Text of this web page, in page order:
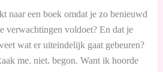
naar een boek omdat je zo benieuwd
verwachtingen voldoet? En dat je
wat er uiteindelijk gaat gebeuren?
me. niet. begon. Want ik hoorde